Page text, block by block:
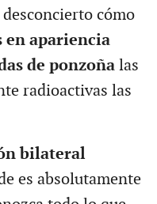
cómo
en apariencia
de ponzoñalas
radioactivas las
bilateral
es absolutamente